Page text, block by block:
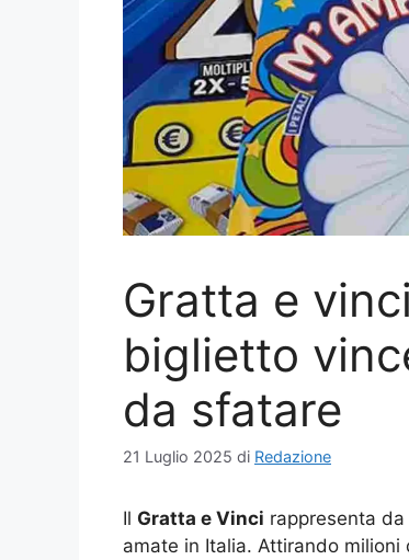
Gratta e
biglietto
da sfatare
21 Luglio 2025 di Redazione
Il Gratta e Vinci rappresenta
amate in Italia. Attirando